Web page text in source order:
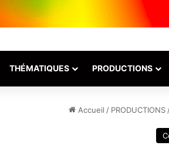
THÉMATIQUES PRODUCTIONS
Accueil / PRODUCTIONS